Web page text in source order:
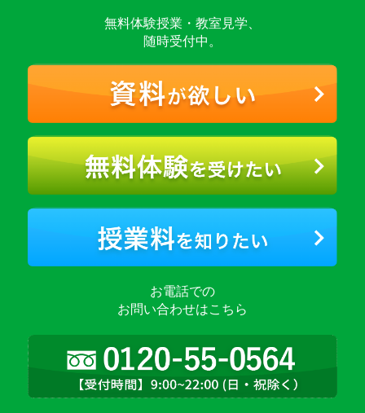
無料体験授業・教室見学、
随時受付中。
お電話での
お問い合わせはこちら